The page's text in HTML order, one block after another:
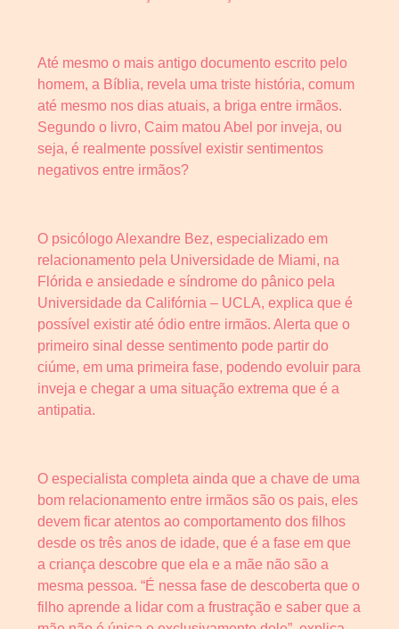
Até mesmo o mais antigo documento escrito pelo
homem, a Bíblia, revela uma triste história, comum
até mesmo nos dias atuais, a briga entre irmãos.
Segundo o livro, Caim matou Abel por inveja, ou
seja, é realmente possível existir sentimentos
negativos entre irmãos?
O psicólogo Alexandre Bez, especializado em
relacionamento pela Universidade de Miami, na
Flórida e ansiedade e síndrome do pânico pela
Universidade da Califórnia – UCLA, explica que é
possível existir até ódio entre irmãos. Alerta que o
primeiro sinal desse sentimento pode partir do
ciúme, em uma primeira fase, podendo evoluir para
inveja e chegar a uma situação extrema que é a
antipatia.
O especialista completa ainda que a chave de uma
bom relacionamento entre irmãos são os pais, eles
devem ficar atentos ao comportamento dos filhos
desde os três anos de idade, que é a fase em que
a criança descobre que ela e a mãe não são a
mesma pessoa. “É nessa fase de descoberta que o
filho aprende a lidar com a frustração e saber que a